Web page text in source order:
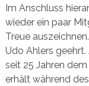
Im Anschluss
wieder ein paar
Treue
Udo Ahlers
seit 25 Jahren
erhält während